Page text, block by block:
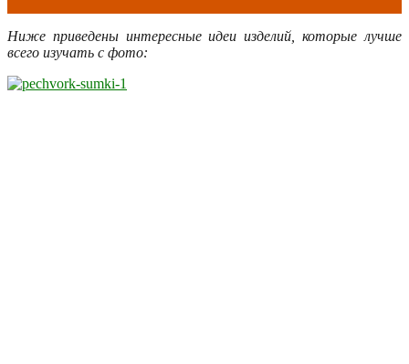
Ниже приведены интересные идеи изделий, которые лучше
всего изучать с фото: